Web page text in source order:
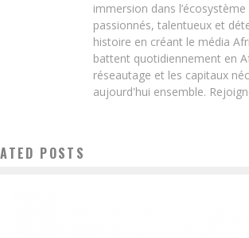
immersion dans
passionnés, talentueux et
histoire en créant le média
battent quotidiennement en
réseautage et les capitaux
aujourd'hui ensemble.
POSTS